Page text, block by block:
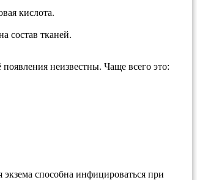
кислота.
состав тканей.
неизвестны. Чаще всего это:
способна инфицироваться при